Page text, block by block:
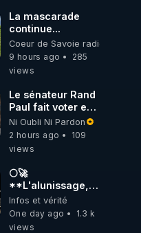
La mascarade
continue...
Coeur de Savoie radioweb TV
9 hours ago
285
views
Le sénateur Rand
Paul fait voter en
commission
l'outrage au
Congrès contre
Ni Oubli Ni Pardon
2 hours ago
109
views
🌕🚀
**L'alunissage,
57 ans après :
Émission spéciale
avec John Doe
Infos et vérité
One day ago
1.3 k
views